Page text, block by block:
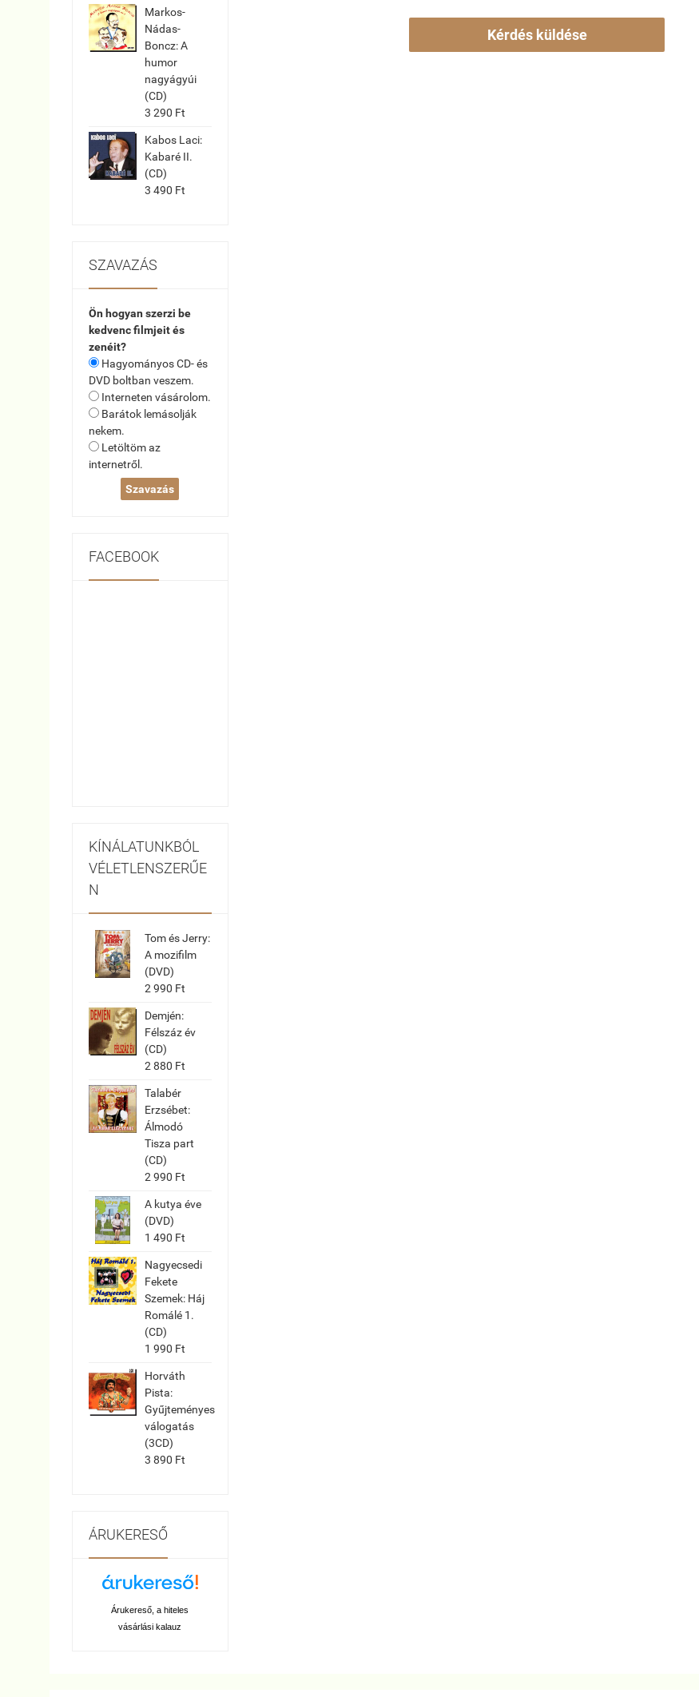
Markos-
Nádas-
Boncz: A
humor
nagyágyúi
(CD)
3 290 Ft
Kabos Laci:
Kabaré II.
(CD)
3 490 Ft
SZAVAZÁS
Ön hogyan szerzi be
kedvenc filmjeit és
zenéit?
Hagyományos CD- és
DVD boltban veszem.
Interneten vásárolom.
Barátok lemásolják
nekem.
Letöltöm az
internetről.
FACEBOOK
KÍNÁLATUNKBÓL
VÉLETLENSZERŰE
N
Tom és Jerry:
A mozifilm
(DVD)
2 990 Ft
Demjén:
Félszáz év
(CD)
2 880 Ft
Talabér
Erzsébet:
Álmodó
Tisza part
(CD)
2 990 Ft
A kutya éve
(DVD)
1 490 Ft
Nagyecsedi
Fekete
Szemek: Háj
Romálé 1.
(CD)
1 990 Ft
Horváth
Pista:
Gyűjteményes
válogatás
(3CD)
3 890 Ft
ÁRUKERESŐ
Árukereső, a hiteles
vásárlási kalauz
Kérdés küldése